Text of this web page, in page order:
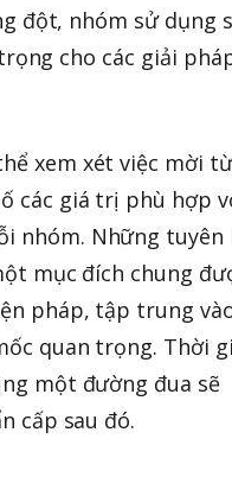
đột, nhóm sử dụng
cho các giải
xem xét việc mời
các giá trị phù hợp
nhóm. Những tuyên
mục đích chung
pháp, tập trung
quan trọng. Thời
một đường đua sẽ
cấp sau đó.